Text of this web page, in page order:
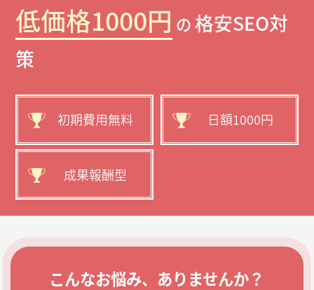
低価格1000円 の 格安SEO対
策
初期費用無料 日額1000円
成果報酬型
こんなお悩み、ありませんか？